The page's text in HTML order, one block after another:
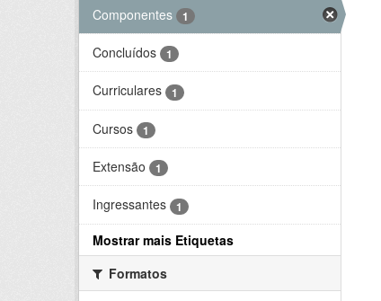
Componentes 1
Concluídos 1
Curriculares 1
Cursos 1
Extensão 1
Ingressantes 1
Mostrar mais Etiquetas
Formatos